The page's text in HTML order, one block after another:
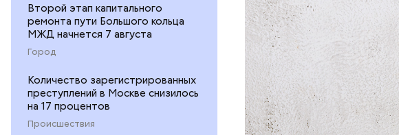
Второй этап капитального
ремонта пути Большого кольца
МЖД начнется 7 августа
Город
Количество зарегистрированных
преступлений в Москве снизилось
на 17 процентов
Происшествия
— В момент стресса он
контролирует более
положительно влияет